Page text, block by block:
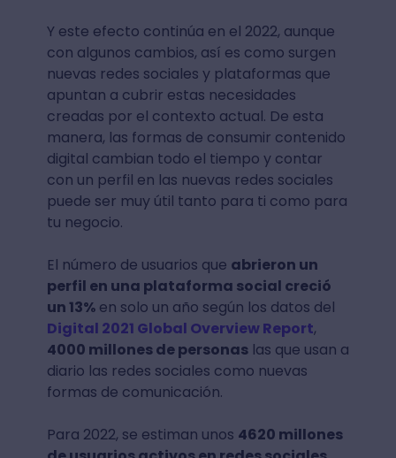
Y este efecto continúa en el 2022, aunque
con algunos cambios, así es como surgen
nuevas redes sociales y plataformas que
apuntan a cubrir estas necesidades
creadas por el contexto actual. De esta
manera, las formas de consumir contenido
digital cambian todo el tiempo y contar
con un perfil en las nuevas redes sociales
puede ser muy útil tanto para ti como para
tu negocio.
El número de usuarios que abrieron un
perfil en una plataforma social creció
un 13%en solo un año según los datos del
Digital 2021 Global Overview Report,
4000 millones de personaslas que usan a
diario las redes sociales como nuevas
formas de comunicación.
Para 2022, se estiman unos 4620 millones